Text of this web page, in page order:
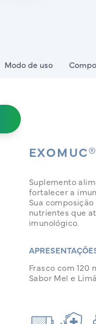
Modo de uso
EXOMUC®
Suplemento
fortalecer a
Sua
nutrientes que
imunológico.
Frasco com 120
Sabor Mel e